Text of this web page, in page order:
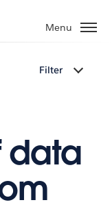
Menu
Filter
data